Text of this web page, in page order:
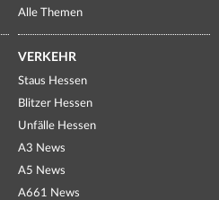
Alle Themen
VERKEHR
Staus Hessen
Blitzer Hessen
Unfälle Hessen
A3 News
A5 News
A661 News